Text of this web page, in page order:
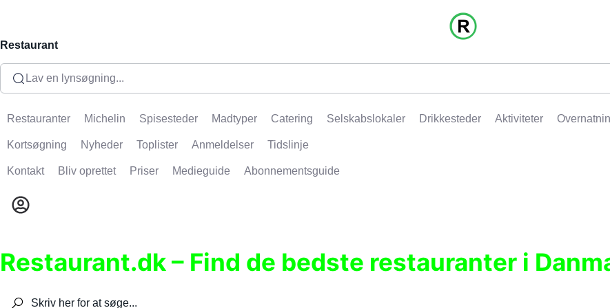
Restaurant
Lav en lynsøgning...
Restauranter Michelin Spisesteder Madtyper Catering Selskabslokaler Drikkesteder Aktiviteter
Kortsøgning Nyheder Toplister Anmeldelser Tidslinje
Kontakt Bliv oprettet Priser Medieguide Abonnementsguide
Restaurant.dk – Find de bedste restauranter i